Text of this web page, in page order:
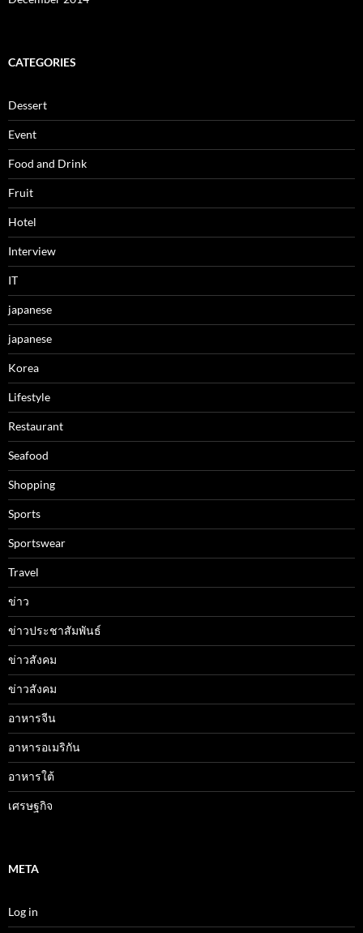
CATEGORIES
Dessert
Event
Food and Drink
Fruit
Hotel
Interview
IT
japanese
japanese
Korea
Lifestyle
Restaurant
Seafood
Shopping
Sports
Sportswear
Travel
ข่าว
ข่าวประชาสัมพันธ์
ข่าวสังคม
ข่าวสังคม
อาหารจีน
อาหารอเมริกัน
อาหารใต้
เศรษฐกิจ
META
Log in